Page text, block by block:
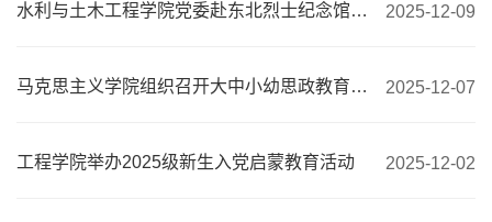
水利与土木工程学院党委赴东北烈士纪念馆开展“筑基固魂，志夯力行”主题党日活动 2025-12-09
马克思主义学院组织召开大中小幼思政教育一体化党建共建启动仪式 2025-12-07
工程学院举办2025级新生入党启蒙教育活动 2025-12-02